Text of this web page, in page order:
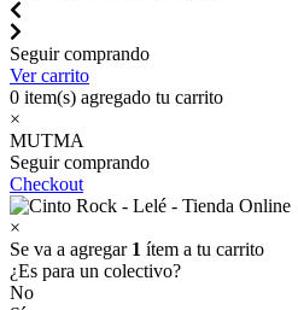
Seguir comprando
Ver carrito
0 item(s) agregado tu carrito
×
MUTMA
Seguir comprando
Checkout
×
Se va a agregar 1 ítem a tu carrito
¿Es para un colectivo?
No